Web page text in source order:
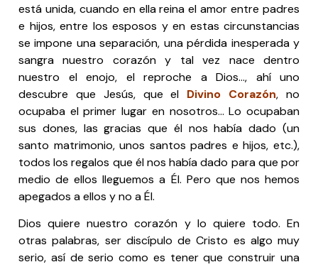
está unida, cuando en ella reina el amor entre padres
e hijos, entre los esposos y en estas circunstancias
se impone una separación, una pérdida inesperada y
sangra nuestro corazón y tal vez nace dentro
nuestro el enojo, el reproche a Dios…, ahí uno
descubre que Jesús, que el Divino Corazón, no
ocupaba el primer lugar en nosotros… Lo ocupaban
sus dones, las gracias que él nos había dado (un
santo matrimonio, unos santos padres e hijos, etc.),
todos los regalos que él nos había dado para que por
medio de ellos lleguemos a Él. Pero que nos hemos
apegados a ellos y no a Él.
Dios quiere nuestro corazón y lo quiere todo. En
otras palabras, ser discípulo de Cristo es algo muy
serio, así de serio como es tener que construir una